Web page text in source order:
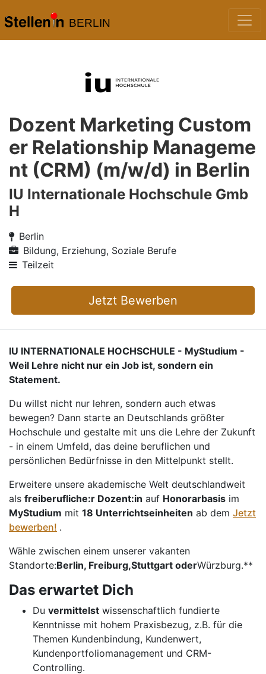
BERLIN
Dozent Marketing Custom
er Relationship Manageme
nt (CRM) (m/w/d) in Berlin
IU Internationale Hochschule Gmb
H
Berlin
Bildung, Erziehung, Soziale Berufe
Teilzeit
Jetzt Bewerben
IU INTERNATIONALE HOCHSCHULE - MyStudium -
Weil Lehre nicht nur ein Job ist, sondern ein
Statement.
Du willst nicht nur lehren, sondern auch etwas
bewegen? Dann starte an Deutschlands größter
Hochschule und gestalte mit uns die Lehre der Zukunft
- in einem Umfeld, das deine beruflichen und
persönlichen Bedürfnisse in den Mittelpunkt stellt.
Erweitere unsere akademische Welt deutschlandweit
als freiberufliche:r Dozent:in auf Honorarbasis im
MyStudium mit 18 Unterrichtseinheiten ab dem Jetzt
bewerben! .
Wähle zwischen einem unserer vakanten
Standorte:Berlin, Freiburg,Stuttgart oderWürzburg.**
Das erwartet Dich
Du vermittelst wissenschaftlich fundierte
Kenntnisse mit hohem Praxisbezug, z.B. für die
Themen Kundenbindung, Kundenwert,
Kundenportfoliomanagement und CRM-
Controlling.